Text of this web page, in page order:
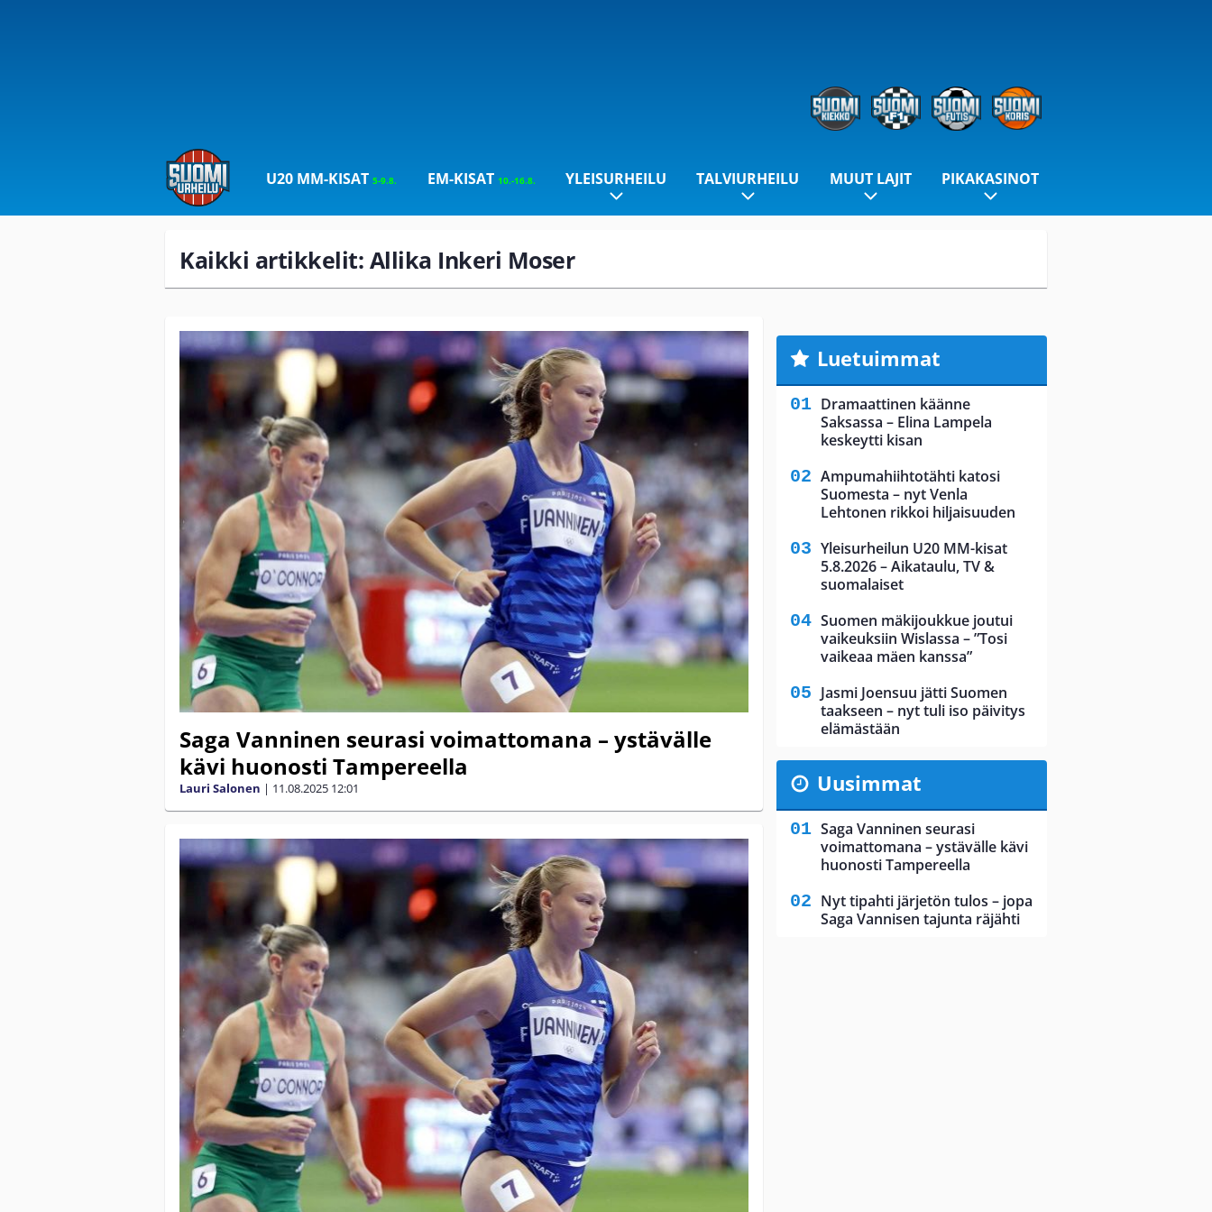
U20 MM-KISAT5-9.8. EM-KISAT 10.-16.8. YLEISURHEILU TALVIURHEILU MUUT LAJIT PIKAKASINOT
Kaikki artikkelit: Allika Inkeri Moser
Saga Vanninen seurasi voimattomana – ystävälle
kävi huonosti Tampereella
Lauri Salonen | 11.08.2025 12:01
Luetuimmat
Dramaattinen käänne
Saksassa – Elina Lampela
keskeytti kisan
Ampumahiihtotähti katosi
Suomesta – nyt Venla
Lehtonen rikkoi hiljaisuuden
Yleisurheilun U20 MM-kisat
5.8.2026 – Aikataulu, TV &
suomalaiset
Suomen mäkijoukkue joutui
vaikeuksiin Wislassa – ”Tosi
vaikeaa mäen kanssa”
Jasmi Joensuu jätti Suomen
taakseen – nyt tuli iso päivitys
elämästään
Uusimmat
Saga Vanninen seurasi
voimattomana – ystävälle kävi
huonosti Tampereella
Nyt tipahti järjetön tulos – jopa
Saga Vannisen tajunta räjähti